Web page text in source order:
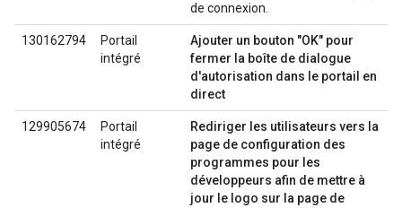
de connexion.
130162794
Portail
intégré
Ajouter un bouton "OK" pour
fermer la boîte de dialogue
d'autorisation dans le portail en
direct
129905674
Portail
intégré
Rediriger les utilisateurs vers la
page de configuration des
programmes pour les
développeurs afin de mettre à
jour le logo sur la page de